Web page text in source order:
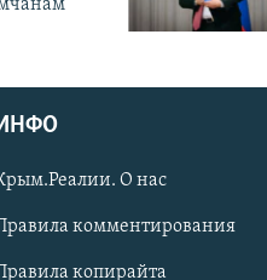
О нас
комментирования
копирайта